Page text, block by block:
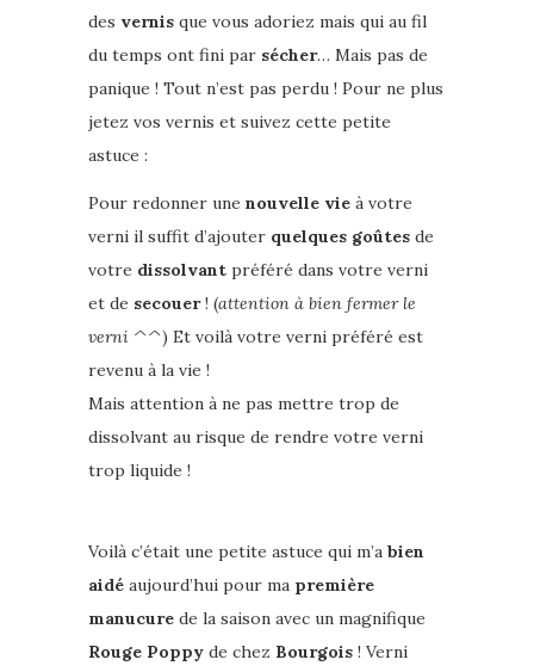
des vernis que vous adoriez mais qui au fil
du temps ont fini par sécher… Mais pas de
panique ! Tout n’est pas perdu ! Pour ne plus
jetez vos vernis et suivez cette petite
astuce :
Pour redonner une nouvelle vie à votre
verni il suffit d’ajouter quelques goûtes de
votre dissolvant préféré dans votre verni
et de secouer! (attention à bien fermer le
verni ^^) Et voilà votre verni préféré est
revenu à la vie !
Mais attention à ne pas mettre trop de
dissolvant au risque de rendre votre verni
trop liquide !
Voilà c’était une petite astuce qui m’a bien
aidé aujourd’hui pour ma première
manucure de la saison avec un magnifique
Rouge Poppy de chez Bourgois ! Verni